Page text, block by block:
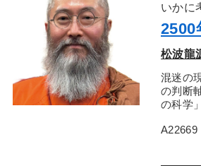
いかに
2500
松波龍
混迷の
の判断
の科学
A22669